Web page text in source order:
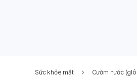
Sức khỏe mắt Cườm nước